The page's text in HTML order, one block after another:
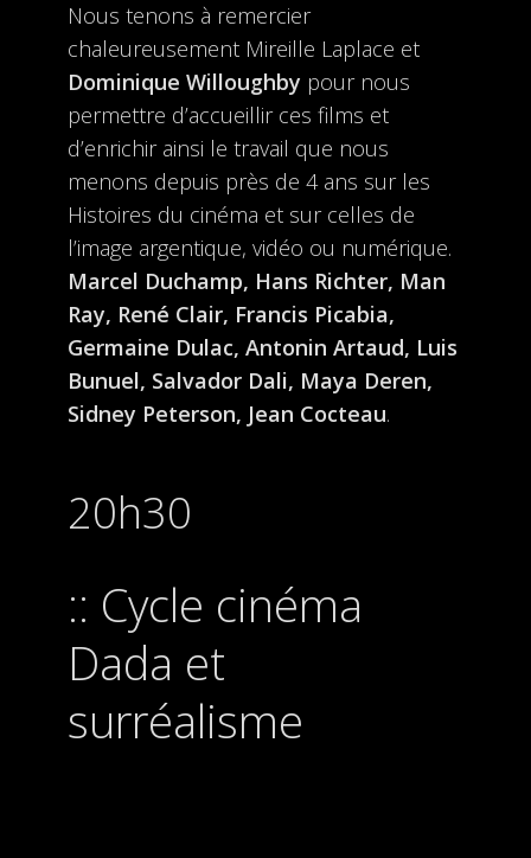
Nous tenons à remercier
chaleureusement Mireille Laplace et
Dominique Willoughby pour nous
permettre d’accueillir ces films et
d’enrichir ainsi le travail que nous
menons depuis près de 4 ans sur les
Histoires du cinéma et sur celles de
l’image argentique, vidéo ou numérique.
Marcel Duchamp, Hans Richter, Man
Ray, René Clair, Francis Picabia,
Germaine Dulac, Antonin Artaud, Luis
Bunuel, Salvador Dali, Maya Deren,
Sidney Peterson, Jean Cocteau.
20h30
Cycle cinéma
Dada et
surréalisme